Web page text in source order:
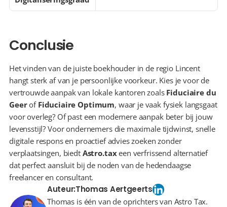
Conclusie
Het vinden van de juiste boekhouder in de regio Lincent
hangt sterk af van je persoonlijke voorkeur. Kies je voor de
vertrouwde aanpak van lokale kantoren zoals Fiduciaire du
Geer of Fiduciaire Optimum, waar je vaak fysiek langsgaat
voor overleg? Of past een modernere aanpak beter bij jouw
levensstijl? Voor ondernemers die maximale tijdwinst, snelle
digitale respons en proactief advies zoeken zonder
verplaatsingen, biedt Astro.tax een verfrissend alternatief
dat perfect aansluit bij de noden van de hedendaagse
freelancer en consultant.
Auteur:Thomas Aertgeerts
Thomas is één van de oprichters van Astro Tax.